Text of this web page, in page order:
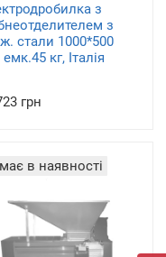
з
з
стали 1000*500
кг, Італія
грн
в наявності